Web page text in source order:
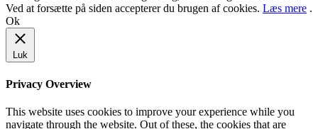
Ved at forsætte på siden accepterer du brugen af cookies. Læs mere .
Ok
Luk
Privacy Overview
This website uses cookies to improve your experience while you
navigate through the website. Out of these, the cookies that are